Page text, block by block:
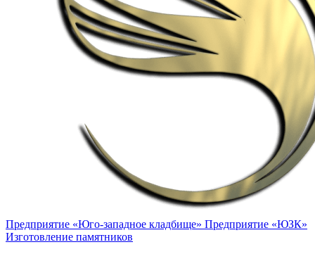
Предприятие «Юго-западное кладбище» Предприятие «ЮЗК»
Изготовление памятников